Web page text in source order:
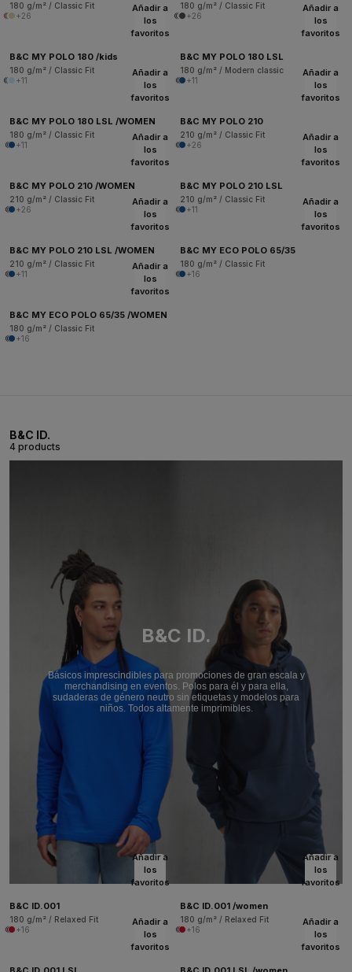
180 g/m² / Classic Fit
+26
180 g/m² / Classic Fit
+26
Añadir a
los
favoritos
B&C MY POLO 180 /kids
180 g/m² / Classic Fit
+11
Añadir a
los
favoritos
B&C MY POLO 180 LSL
180 g/m² / Modern classic
+11
Añadir a
los
favoritos
B&C MY POLO 180 LSL /WOMEN
180 g/m² / Classic Fit
+11
Añadir a
los
favoritos
B&C MY POLO 210
210 g/m² / Classic Fit
+26
Añadir a
los
favoritos
B&C MY POLO 210 /WOMEN
210 g/m² / Classic Fit
+26
Añadir a
los
favoritos
B&C MY POLO 210 LSL
210 g/m² / Classic Fit
+11
Añadir a
los
favoritos
B&C MY POLO 210 LSL /WOMEN
210 g/m² / Classic Fit
+11
Añadir a
los
favoritos
B&C MY ECO POLO 65/35
180 g/m² / Classic Fit
+16
Añadir a
los
favoritos
B&C MY ECO POLO 65/35 /WOMEN
180 g/m² / Classic Fit
+16
B&C ID.
4 products
B&C ID.
Básicos imprescindibles para promociones de gran escala y
merchandising en eventos. Polos para él y para ella,
sudaderas de género neutro sin etiquetas y modelos para
niños. Todos altamente imprimibles.
Añadir a
los
favoritos
B&C ID.001
180 g/m² / Relaxed Fit
+16
Añadir a
los
favoritos
B&C ID.001 /women
180 g/m² / Relaxed Fit
+16
Añadir a
los
favoritos
Añadir a
los
favoritos